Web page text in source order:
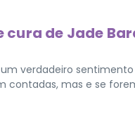
cura de Jade
verdadeiro
mas e se